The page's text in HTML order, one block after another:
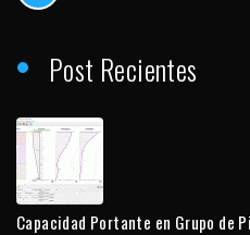
Post Recientes
Capacidad Portante en Grupo de